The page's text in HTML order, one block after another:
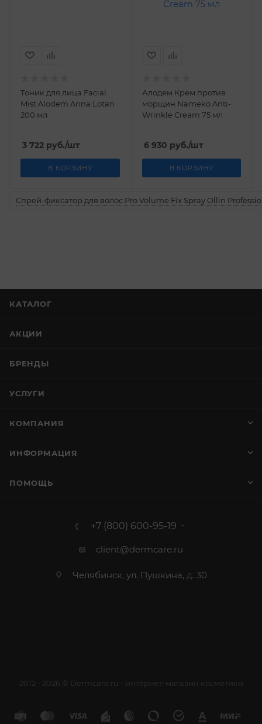
Тоник для лица Facial
Mist Alodem Anna Lotan
200 мл
3 722 руб./шт
В КОРЗИНУ
Алодем Крем против
морщин Nameko Anti-
Wrinkle Cream 75 мл
6 930 руб./шт
В КОРЗИНУ
Спрей-фиксатор для волос Pro Volume Fix Spray Ollin
КАТАЛОГ
АКЦИИ
БРЕНДЫ
УСЛУГИ
КОМПАНИЯ
ИНФОРМАЦИЯ
ПОМОЩЬ
+7 (800) 600-95-19
client@dermcare.ru
Челябинск, ул. Пушкина, д. 30
2012 - 2026 © Dermcare.ru - интернет-магазин косметики